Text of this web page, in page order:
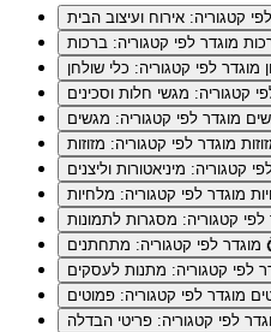
קטגוריה: אירוח ועיצוב הבית
מוגדר לפי קטגוריה: ברכות
מוגדר לפי קטגוריה: כלי שולחן
קטגוריה: מגשי חלות וסכינים
מוגדר לפי קטגוריה: מגשים
מוגדר לפי קטגוריה: מזוזות
קטגוריה: מיניאטורות וליצנים
מוגדר לפי קטגוריה: מלחיות
לפי קטגוריה: מסגרות לתמונות
לפי קטגוריה: מתנות לעסקים
מוגדר לפי קטגוריה: פמוטים
לפי קטגוריה: פריטי הבדלה